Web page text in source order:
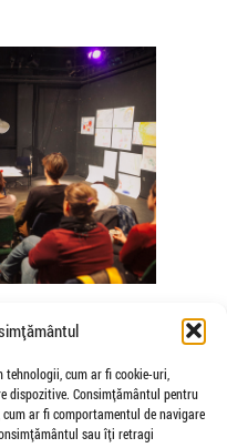
cum ar fi cookie-uri,
dispozitive. Consimțământul pentru
ar fi comportamentul de navigare
sau îți retragi
De Piante